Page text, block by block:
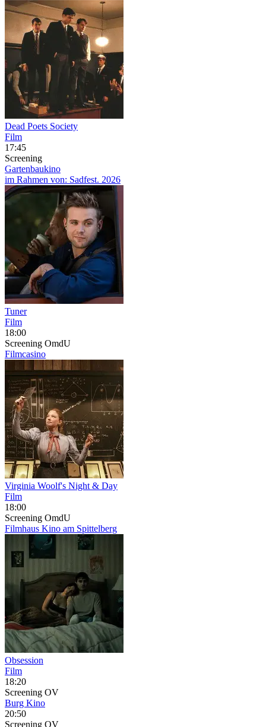
Dead Poets Society
Film
17:45
Screening
Gartenbaukino
im Rahmen von: Sadfest. 2026
Tuner
Film
18:00
Screening OmdU
Filmcasino
Virginia Woolf's Night & Day
Film
18:00
Screening OmdU
Filmhaus Kino am Spittelberg
Obsession
Film
18:20
Screening OV
Burg Kino
20:50
Screening OV